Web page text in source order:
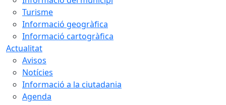
Turisme
Informació geogràfica
Informació cartogràfica
Actualitat
Avisos
Notícies
Informació a la ciutadania
Agenda